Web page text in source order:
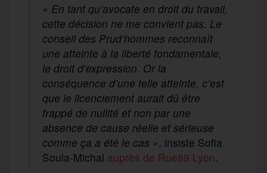
« En tant qu’avocate en droit du travail,
cette décision ne me convient pas. Le
conseil des Prud’hommes reconnaît
une atteinte à la liberté fondamentale,
le droit d’expression. Or la
conséquence d’une telle atteinte, c’est
que le licenciement aurait dû être
frappé de nullité et non par une
absence de cause réelle et sérieuse
comme ça a été le cas », insiste Sofia
Soula-Michal auprès de Rue89 Lyon.